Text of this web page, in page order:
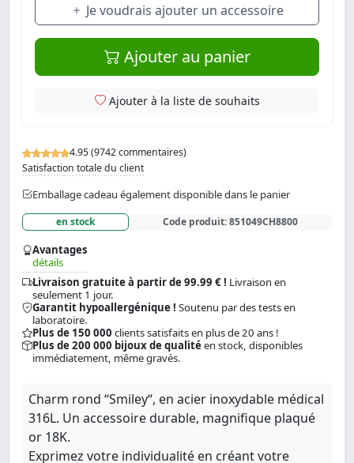
4.95 (9742 commentaires)
Satisfaction totale du client
Emballage cadeau également disponible dans le panier
en stock Code produit:851049CH8800
Avantages
détails
Livraison gratuite à partir de 99.99 € ! Livraison en
seulement 1 jour.
Garantit hypoallergénique ! Soutenu par des tests en
laboratoire.
Plus de 150 000 clients satisfaits en plus de 20 ans !
Plus de 200 000 bijoux de qualitéen stock, disponibles
immédiatement, même gravés.
Je voudrais ajouter un accessoire
Ajouter au panier
Ajouter à la liste de souhaits
Charm rond “Smiley“, en acier inoxydable médical
316L. Un accessoire durable, magnifique plaqué
or 18K.
Exprimez votre individualité en créant votre